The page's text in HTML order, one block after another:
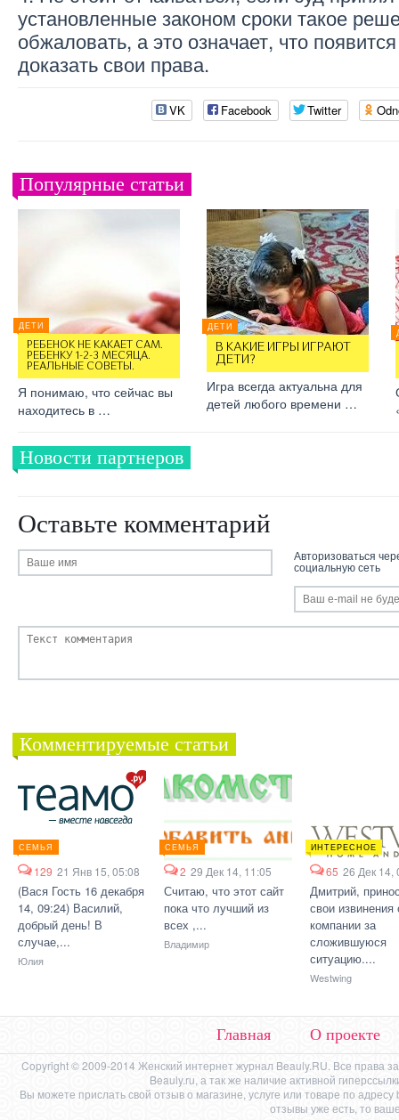
установленные законом сроки такое
обжаловать, а это означает, что
доказать свои права.
VK Facebook Twitter
Популярные статьи
ДЕТИ
РЕБЕНОК НЕ КАКАЕТ САМ.
РЕБЕНКУ 1-2-3 МЕСЯЦА.
РЕАЛЬНЫЕ СОВЕТЫ.
Я понимаю, что сейчас вы
находитесь в …
ДЕТИ
В КАКИЕ ИГРЫ ИГРАЮТ
ДЕТИ?
Игра всегда актуальна для
детей любого времени …
Новости партнеров
Оставьте комментарий
Авторизоваться
социальную сеть
Комментируемые статьи
СЕМЬЯ
129 21 Янв 15, 05:08
(Вася Гость 16 декабря
14, 09:24) Василий,
добрый день! В
случае,...
Юлия
СЕМЬЯ
2 29 Дек 14, 11:05
Считаю, что этот сайт
пока что лучший из
всех ,...
Владимир
ИНТЕРЕСНОЕ
65 26 Дек 14,
Дмитрий,
свои извинения
компании за
сложившуюся
ситуацию....
Westwing
Главная О проекте
Copyright © 2009-2014 Женский интернет журнал Beauly.RU. Все права
Beauly.ru, а так же наличие активной
Вы можете прислать свой отзыв о магазине, услуге или товаре по адресу
отзывы уже есть, то